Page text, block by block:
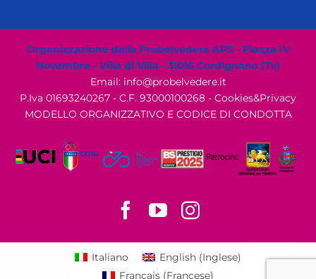
Organizzazione della Probelvedere APS - Piazza IV
Novembre - Villa di Villa - 31016 Cordignano (Tv)
Email: info@probelvedere.it
P.Iva 01693240267 - C.F. 93000100268 - Cookies&Privacy
MODELLO ORGANIZZATIVO E CODICE DI CONDOTTA
Facebook
YouTubeInstagram
Italiano English(Inglese)
Français(Francese)